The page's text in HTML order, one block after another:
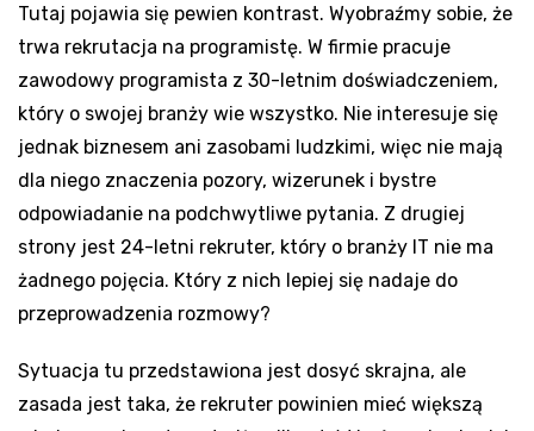
Tutaj pojawia się pewien kontrast. Wyobraźmy sobie, że
trwa rekrutacja na programistę. W firmie pracuje
zawodowy programista z 30-letnim doświadczeniem,
który o swojej branży wie wszystko. Nie interesuje się
jednak biznesem ani zasobami ludzkimi, więc nie mają
dla niego znaczenia pozory, wizerunek i bystre
odpowiadanie na podchwytliwe pytania. Z drugiej
strony jest 24-letni rekruter, który o branży IT nie ma
żadnego pojęcia. Który z nich lepiej się nadaje do
przeprowadzenia rozmowy?
Sytuacja tu przedstawiona jest dosyć skrajna, ale
zasada jest taka, że rekruter powinien mieć większą